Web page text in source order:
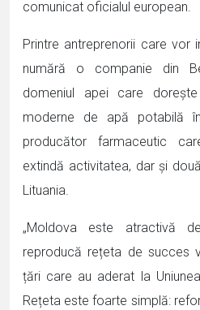
comunicat oficialul european.
Printre antreprenorii care vor
numără o companie din
domeniul apei care
moderne de apă potabilă
producător farmaceutic
extindă activitatea, dar și
Lituania.
„Moldova este atractivă
reproducă rețeta de succes
țări care au aderat la
Rețeta este foarte simplă: